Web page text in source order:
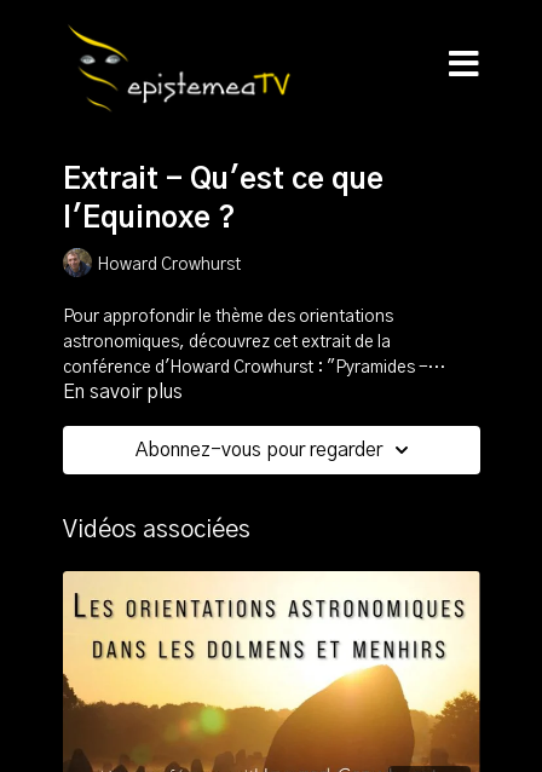
Extrait - Qu'est ce que
l'Equinoxe ?
Howard Crowhurst
Pour approfondir le thème des orientations
astronomiques, découvrez cet extrait de la
conférence d'Howard Crowhurst : "Pyramides -
Nouveau regard".
Qu'est ce que l'Equinoxe ? Comment peut on définir ce
caractérise ?
cours "Les orientations astronomiques" : laissez vous
enrichi d'illustrations et d'extraits vidéos, pour
comprendre facilement les notions clés de ce thème.
découvrir ici !
En savoir plus
Abonnez-vous pour regarder
Vidéos associées